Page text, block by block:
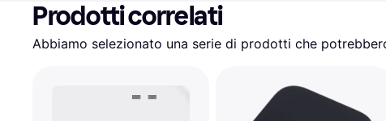
Prodotti correlati
Abbiamo selezionato una serie di prodotti che